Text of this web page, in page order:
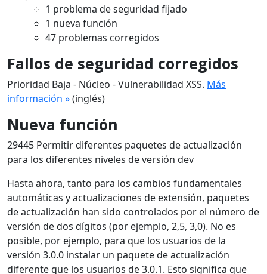
1 problema de seguridad fijado
1 nueva función
47 problemas corregidos
Fallos de seguridad corregidos
Prioridad Baja - Núcleo - Vulnerabilidad XSS. Más
información »(inglés)
Nueva función
29445 Permitir diferentes paquetes de actualización
para los diferentes niveles de versión dev
Hasta ahora, tanto para los cambios fundamentales
automáticas y actualizaciones de extensión, paquetes
de actualización han sido controlados por el número de
versión de dos dígitos (por ejemplo, 2,5, 3,0). No es
posible, por ejemplo, para que los usuarios de la
versión 3.0.0 instalar un paquete de actualización
diferente que los usuarios de 3.0.1. Esto significa que